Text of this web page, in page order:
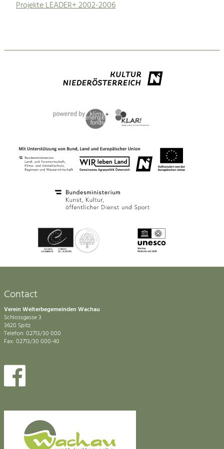
Projekte LEADER+ 2002-2006
Contact
Verein Welterbegemeinden Wachau
Schlossgasse 3
3620 Spitz
Telefon: 02713/30 000
Fax: 02713/30 000-40